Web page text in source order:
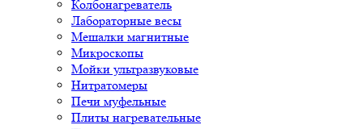
Колбонагреватель
Лабораторные весы
Мешалки магнитные
Микроскопы
Мойки ультразвуковые
Нитратомеры
Печи муфельные
Плиты нагревательные